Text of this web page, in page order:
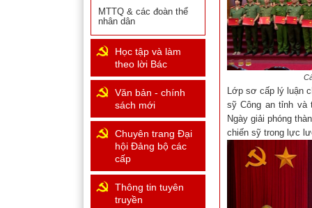
Lớp sơ cấp lý luận
sỹ Công an tỉnh và
Ngày giải phóng
chiến sỹ trong lực
MTTQ & các đoàn thể
nhân dân
Học tập và làm
theo lời Bác
Văn bản - chính
sách mới
Chuyên trang Đại
hội Đảng bộ các
cấp
Thông tin tuyên
truyền